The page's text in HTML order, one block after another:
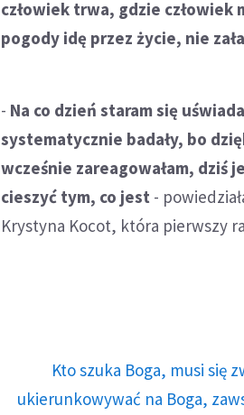
człowiek trwa, gdzie
pogody idę przez życie, nie
- Na co dzień staram się
systematycznie badały, bo
wcześnie zareagowałam, dziś
cieszyć tym, co jest -
Krystyna Kocot, która pierwszy
Kto szuka Boga, musi się
ukierunkowywać na Boga,